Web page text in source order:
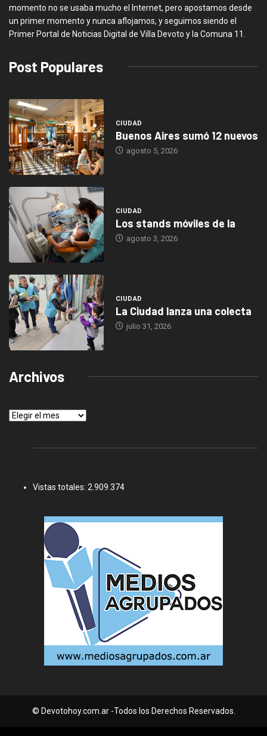
momento no se usaba mucho el Internet, pero apostamos desde
un primer momento y nunca aflojamos, y seguimos siendo el
Primer Portal de Noticias Digital de Villa Devoto y la Comuna 11.
Post Populares
CIUDAD
Buenos Aires sumó 12 nuevos
agosto 5, 2026
CIUDAD
Los stands móviles de la
agosto 3, 2026
CIUDAD
La Ciudad lanza una colecta
julio 31, 2026
Archivos
Archivos
Vistas totales: 2.909.374
© Devotohoy.com.ar -Todos los Derechos Reservados.